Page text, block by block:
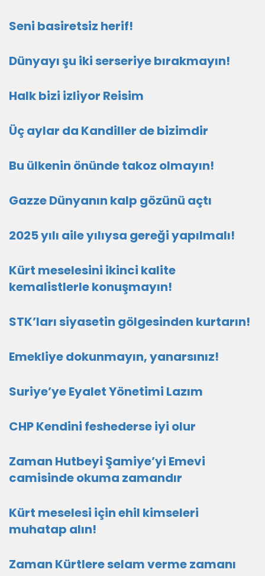
Seni basiretsiz herif!
Dünyayı şu iki serseriye bırakmayın!
Halk bizi izliyor Reisim
Üç aylar da Kandiller de bizimdir
Bu ülkenin önünde takoz olmayın!
Gazze Dünyanın kalp gözünü açtı
2025 yılı aile yılıysa gereği yapılmalı!
Kürt meselesini ikinci kalite
kemalistlerle konuşmayın!
STK’ları siyasetin gölgesinden kurtarın!
Emekliye dokunmayın, yanarsınız!
Suriye’ye Eyalet Yönetimi Lazım
CHP Kendini feshederse iyi olur
Zaman Hutbeyi Şamiye’yi Emevi
camisinde okuma zamandır
Kürt meselesi için ehil kimseleri
muhatap alın!
Zaman Kürtlere selam verme zamanı